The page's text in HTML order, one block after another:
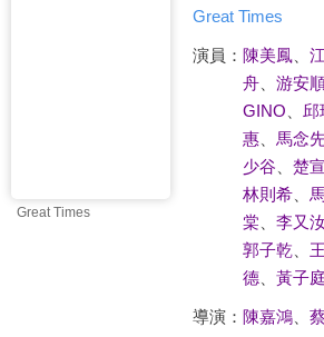
Great Times
Great Times
演員： 陳美鳳、
舟、 游安
GINO
邱
惠、 馬念
少谷
楚宣
林則希、
棠
李又
郭子乾
德、 黃子庭
導演： 陳嘉鴻、